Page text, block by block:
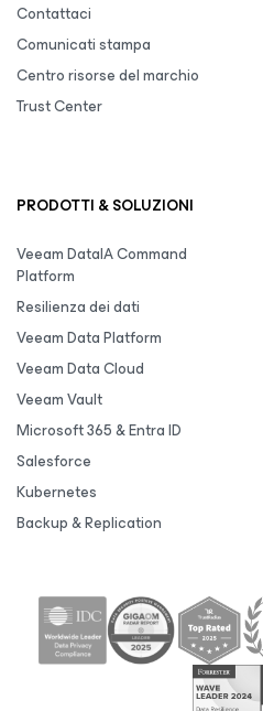
Contattaci
Comunicati stampa
Centro risorse del marchio
Trust Center
PRODOTTI & SOLUZIONI
Veeam DataIA Command
Platform
Resilienza dei dati
Veeam Data Platform
Veeam Data Cloud
Veeam Vault
Microsoft 365 & Entra ID
Salesforce
Kubernetes
Backup & Replication